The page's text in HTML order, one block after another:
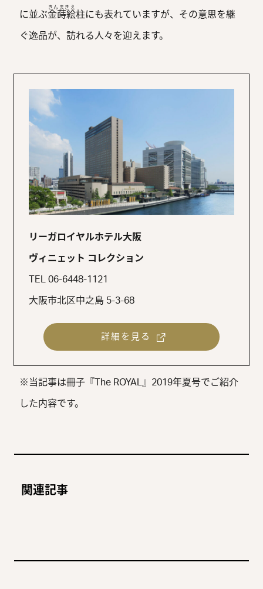
に並ぶ金蒔絵
きんまきえ
柱にも表れていますが、その意思を継
ぐ逸品が、訪れる人々を迎えます。
リーガロイヤルホテル大阪
ヴィニェット コレクション
TEL 06-6448-1121
大阪市北区中之島 5-3-68
詳細を見る
※当記事は冊子『The ROYAL』2019年夏号でご紹介
した内容です。
関連記事
ホテルが目指すもの、建築
家、吉田五十八氏の意匠を
“大阪の迎賓館”進化し続け
るホテルの新しい顔。